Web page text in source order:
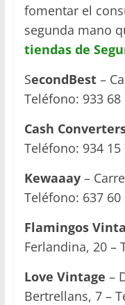
fomentar el
segunda mano
tiendas de
SecondBest–
Teléfono: 933 68
Cash
Teléfono: 934 15
Kewaaay–
Teléfono: 637 60
Flamingos
Ferlandina, 20 –
Love Vintage –
Bertrellans, 7 –